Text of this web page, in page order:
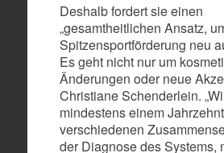
Deshalb fordert sie einen
„gesamtheitlichen Ansatz,
Spitzensportförderung neu
Es geht nicht nur um
Änderungen oder neue
Christiane Schenderlein.
mindestens einem
verschiedenen
der Diagnose des Systems,